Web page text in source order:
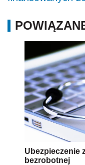
Ubezpieczenie
bezrobotnej